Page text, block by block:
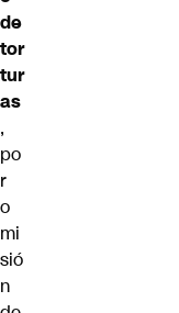
de
tor
tur
as
,
po
r
o
mi
sió
n